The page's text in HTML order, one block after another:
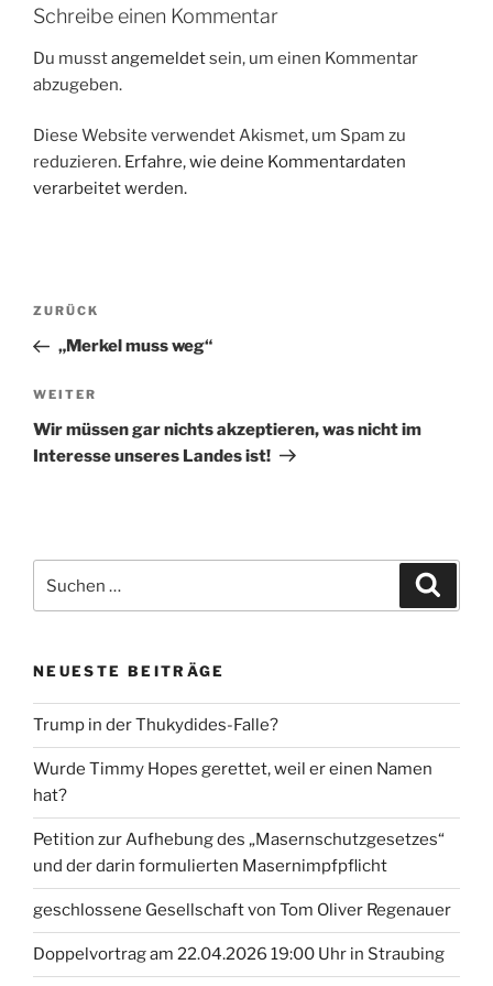
Schreibe einen Kommentar
Du musstangemeldetsein, um einen Kommentar
abzugeben.
Diese Website verwendet Akismet, um Spam zu
reduzieren. Erfahre, wie deine Kommentardaten
verarbeitet werden.
Beitragsnavigation
Vorheriger
Beitrag
ZURÜCK
„Merkel muss weg“
Nächster
Beitrag
WEITER
Wir müssen gar nichts akzeptieren, was nicht im
Interesse unseres Landes ist!
nach:
NEUESTE BEITRÄGE
Trump in der Thukydides-Falle?
Wurde Timmy Hopes gerettet, weil er einen Namen
hat?
Petition zur Aufhebung des „Masernschutzgesetzes“
und der darin formulierten Masernimpfpflicht
geschlossene Gesellschaft von Tom Oliver Regenauer
Doppelvortrag am 22.04.2026 19:00 Uhr in Straubing